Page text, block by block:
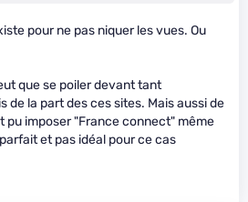
pour ne pas niquer les vues. Ou
que se poiler devant tant
de la part des ces sites. Mais aussi de
pu imposer "France connect" même
et pas idéal pour ce cas